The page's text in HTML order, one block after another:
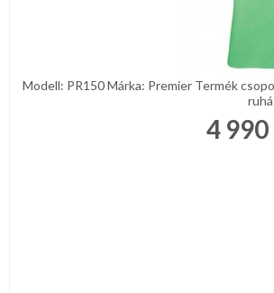
Modell: PR150 Márka: Premier Termék
ruhá
4 990